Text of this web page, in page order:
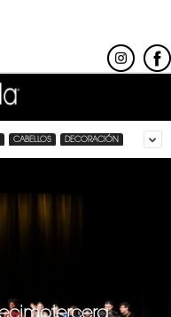
CABELLOS DECORACIÓN